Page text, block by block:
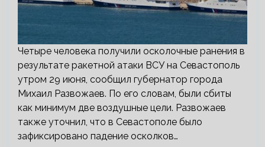
Четыре человека получили осколочные ранения в
результате ракетной атаки ВСУ на Севастополь
утром 29 июня, сообщил губернатор города
Михаил Развожаев. По его словам, были сбиты
как минимум две воздушные цели. Развожаев
также уточнил, что в Севастополе было
зафиксировано падение осколков…